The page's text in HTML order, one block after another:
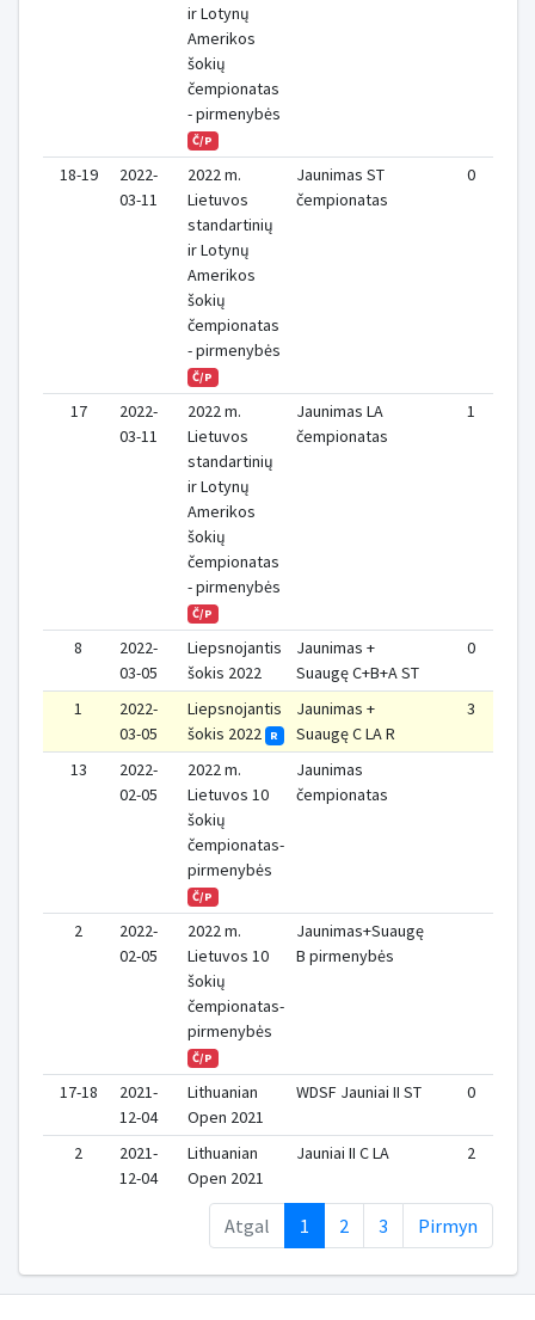
ir Lotynų
Amerikos
šokių
čempionatas
- pirmenybės
Č/P
18-19
2022-
03-11
2022 m.
Lietuvos
standartinių
ir Lotynų
Amerikos
šokių
čempionatas
- pirmenybės
Č/P
Jaunimas ST
čempionatas
0
17
2022-
03-11
2022 m.
Lietuvos
standartinių
ir Lotynų
Amerikos
šokių
čempionatas
- pirmenybės
Č/P
Jaunimas LA
čempionatas
1
8
2022-
03-05
Liepsnojantis
šokis 2022
Jaunimas +
Suaugę C+B+A ST
0
1
2022-
03-05
Liepsnojantis
šokis 2022 R
Jaunimas +
Suaugę C LA R
3
13
2022-
02-05
2022 m.
Lietuvos 10
šokių
čempionatas-
pirmenybės
Č/P
Jaunimas
čempionatas
2
2022-
02-05
2022 m.
Lietuvos 10
šokių
čempionatas-
pirmenybės
Č/P
Jaunimas+Suaugę
B pirmenybės
17-18
2021-
12-04
Lithuanian
Open 2021
WDSF Jauniai II ST 0
2
2021-
12-04
Lithuanian
Open 2021
Jauniai II C LA 2
Atgal 1 2 3 Pirmyn